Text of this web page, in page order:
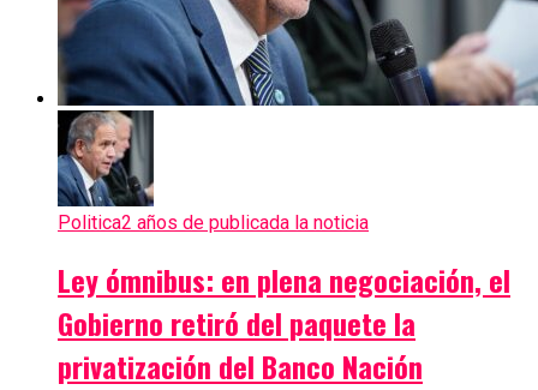
Politica2 años de publicada la noticia
Ley ómnibus: en plena negociación, el
Gobierno retiró del paquete la
privatización del Banco Nación